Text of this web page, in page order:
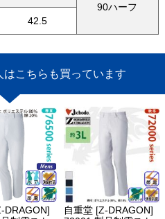
90ハーフ
42.5
はこちらも買っています
DRAGON]
自重堂 [Z-DRAGON]